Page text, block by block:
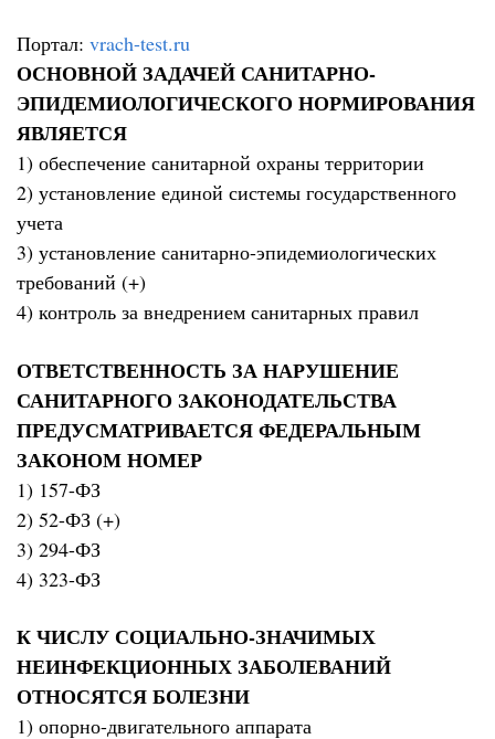
Портал: vrach-test.ru
ОСНОВНОЙ ЗАДАЧЕЙ САНИТАРНО-
ЭПИДЕМИОЛОГИЧЕСКОГО НОРМИРОВАНИЯ
ЯВЛЯЕТСЯ
1) обеспечение санитарной охраны территории
2) установление единой системы государственного
учета
3) установление санитарно-эпидемиологических
требований (+)
4) контроль за внедрением санитарных правил
ОТВЕТСТВЕННОСТЬ ЗА НАРУШЕНИЕ
САНИТАРНОГО ЗАКОНОДАТЕЛЬСТВА
ПРЕДУСМАТРИВАЕТСЯ ФЕДЕРАЛЬНЫМ
ЗАКОНОМ НОМЕР
1) 157-ФЗ
2) 52-ФЗ (+)
3) 294-ФЗ
4) 323-ФЗ
К ЧИСЛУ СОЦИАЛЬНО-ЗНАЧИМЫХ
НЕИНФЕКЦИОННЫХ ЗАБОЛЕВАНИЙ
ОТНОСЯТСЯ БОЛЕЗНИ
1) опорно-двигательного аппарата